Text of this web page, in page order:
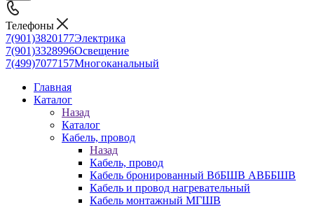
Телефоны
7(901)3820177Электрика
7(901)3328996Освещение
7(499)7077157Многоканальный
Главная
Каталог
Назад
Каталог
Кабель, провод
Назад
Кабель, провод
Кабель бронированный ВбБШВ АВББШВ
Кабель и провод нагревательный
Кабель монтажный МГШВ